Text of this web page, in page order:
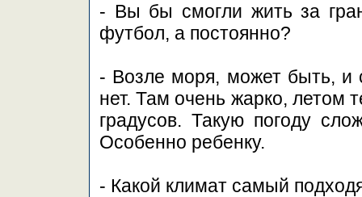
- Вы бы смогли жить за
футбол, а постоянно?
- Возле моря, может быть, и
нет. Там очень жарко, летом
градусов. Такую погоду
Особенно ребенку.
- Какой климат самый